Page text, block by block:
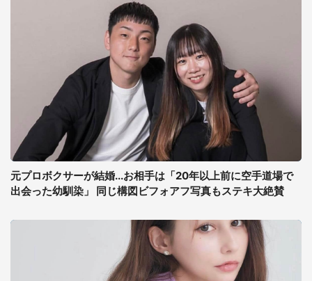
元プロボクサーが結婚...お相手は「20年以上前に空手道場で
出会った幼馴染」 同じ構図ビフォアフ写真もステキ大絶賛